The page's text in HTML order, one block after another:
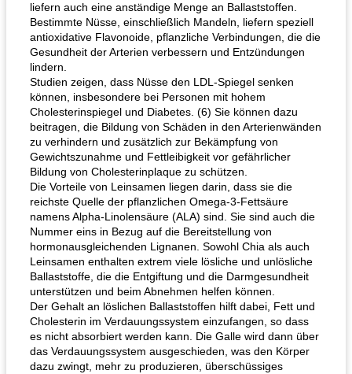
liefern auch eine anständige Menge an Ballaststoffen.
Bestimmte Nüsse, einschließlich Mandeln, liefern speziell
antioxidative Flavonoide, pflanzliche Verbindungen, die die
Gesundheit der Arterien verbessern und Entzündungen
lindern.
Studien zeigen, dass Nüsse den LDL-Spiegel senken
können, insbesondere bei Personen mit hohem
Cholesterinspiegel und Diabetes. (6) Sie können dazu
beitragen, die Bildung von Schäden in den Arterienwänden
zu verhindern und zusätzlich zur Bekämpfung von
Gewichtszunahme und Fettleibigkeit vor gefährlicher
Bildung von Cholesterinplaque zu schützen.
Die Vorteile von Leinsamen liegen darin, dass sie die
reichste Quelle der pflanzlichen Omega-3-Fettsäure
namens Alpha-Linolensäure (ALA) sind. Sie sind auch die
Nummer eins in Bezug auf die Bereitstellung von
hormonausgleichenden Lignanen. Sowohl Chia als auch
Leinsamen enthalten extrem viele lösliche und unlösliche
Ballaststoffe, die die Entgiftung und die Darmgesundheit
unterstützen und beim Abnehmen helfen können.
Der Gehalt an löslichen Ballaststoffen hilft dabei, Fett und
Cholesterin im Verdauungssystem einzufangen, so dass
es nicht absorbiert werden kann. Die Galle wird dann über
das Verdauungssystem ausgeschieden, was den Körper
dazu zwingt, mehr zu produzieren, überschüssiges